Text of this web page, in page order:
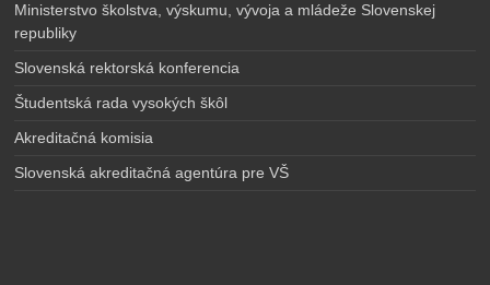
Ministerstvo školstva, výskumu, vývoja a mládeže Slovenskej
republiky
Slovenská rektorská konferencia
Študentská rada vysokých škôl
Akreditačná komisia
Slovenská akreditačná agentúra pre VŠ